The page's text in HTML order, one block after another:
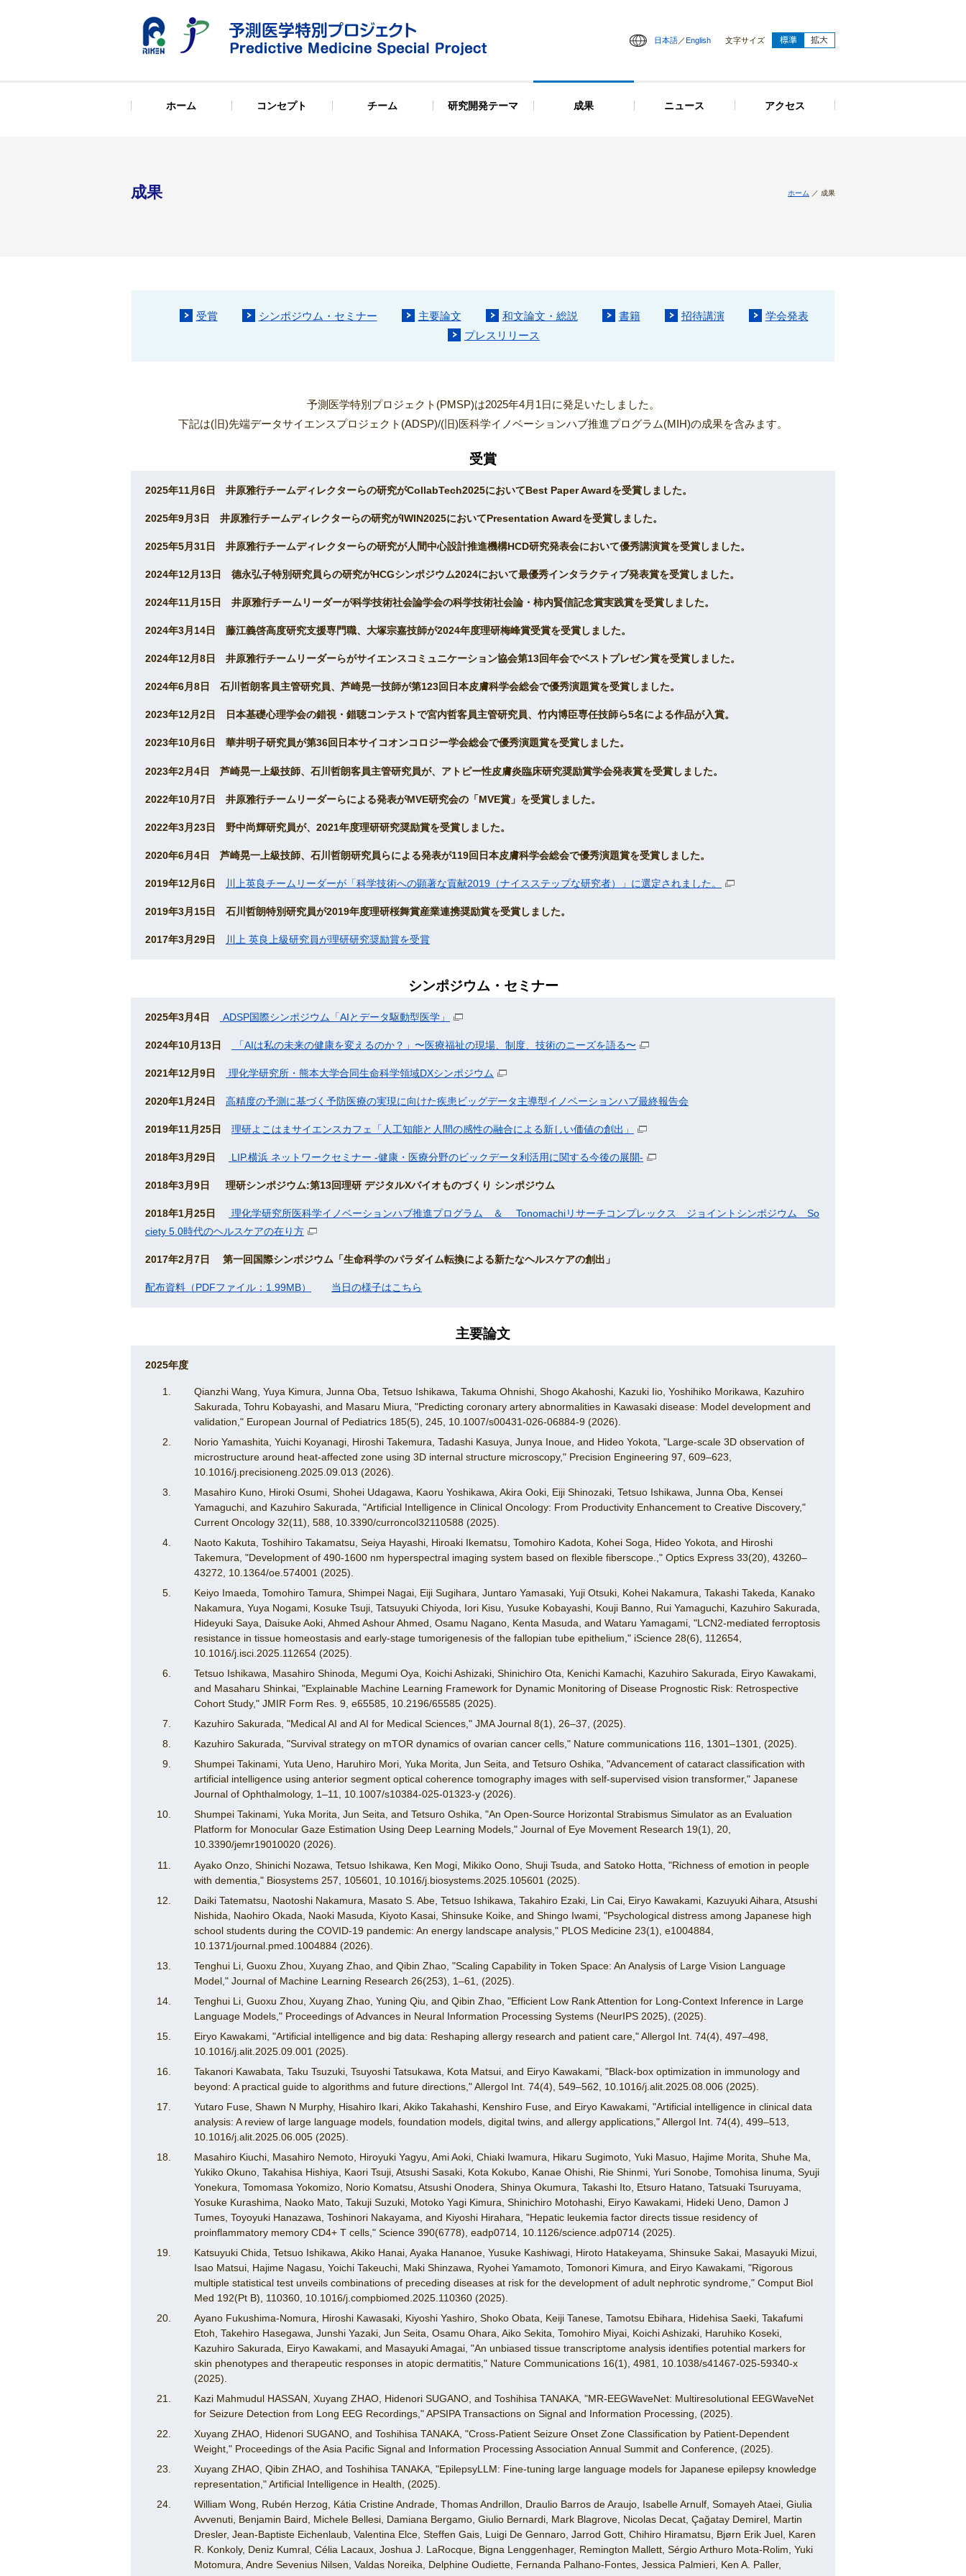
日本語 ／English 文字サイズ
ホーム コンセプト チーム 研究開発テーマ 成果 ニュース アクセス
成果 ホーム ／ 成果
受賞 シンポジウム・セミナー 主要論文 和文論文・総説 書籍 招待講演
学会発表
プレスリリース
予測医学特別プロジェクト(PMSP)は2025年4月1日に発足いたしました。
下記は(旧)先端データサイエンスプロジェクト(ADSP)/(旧)医科学イノベーションハブ推進プログラム(MIH)の成果を含みます。
受賞
2025年11月6日 井原雅行チームディレクターらの研究がCollabTech2025においてBest Paper Awardを受賞しました。
2025年9月3日 井原雅行チームディレクターらの研究がIWIN2025においてPresentation Awardを受賞しました。
2025年5月31日 井原雅行チームディレクターらの研究が人間中心設計推進機構HCD研究発表会において優秀講演賞を受賞しました。
2024年12月13日 德永弘子特別研究員らの研究がHCGシンポジウム2024において最優秀インタラクティブ発表賞を受賞しました。
2024年11月15日 井原雅行チームリーダーが科学技術社会論学会の科学技術社会論・柿内賢信記念賞実践賞を受賞しました。
2024年3月14日 藤江義啓高度研究支援専門職、大塚宗嘉技師が2024年度理研梅峰賞受賞を受賞しました。
2024年12月8日 井原雅行チームリーダーらがサイエンスコミュニケーション協会第13回年会でベストプレゼン賞を受賞しました。
2024年6月8日 石川哲朗客員主管研究員、芦崎晃一技師が第123回日本皮膚科学会総会で優秀演題賞を受賞しました。
2023年12月2日 日本基礎心理学会の錯視・錯聴コンテストで宮内哲客員主管研究員、竹内博臣専任技師ら5名による作品が入賞。
2023年10月6日 華井明子研究員が第36回日本サイコオンコロジー学会総会で優秀演題賞を受賞しました。
2023年2月4日 芦崎晃一上級技師、石川哲朗客員主管研究員が、アトピー性皮膚炎臨床研究奨励賞学会発表賞を受賞しました。
2022年10月7日 井原雅行チームリーダーらによる発表がMVE研究会の「MVE賞」を受賞しました。
2022年3月23日 野中尚輝研究員が、2021年度理研研究奨励賞を受賞しました。
2020年6月4日 芦崎晃一上級技師、石川哲朗研究員らによる発表が119回日本皮膚科学会総会で優秀演題賞を受賞しました。
2019年12月6日 川上英良チームリーダーが「科学技術への顕著な貢献2019（ナイスステップな研究者）」に選定されました。
2019年3月15日 石川哲朗特別研究員が2019年度理研桜舞賞産業連携奨励賞を受賞しました。
2017年3月29日 川上 英良上級研究員が理研研究奨励賞を受賞
シンポジウム・セミナー
2025年3月4日 ADSP国際シンポジウム「AIとデータ駆動型医学」
2024年10月13日 「AIは私の未来の健康を変えるのか？」〜医療福祉の現場、制度、技術のニーズを語る〜
2021年12月9日 理化学研究所・熊本大学合同生命科学領域DXシンポジウム
2020年1月24日 高精度の予測に基づく予防医療の実現に向けた疾患ビッグデータ主導型イノベーションハブ最終報告会
2019年11月25日 理研よこはまサイエンスカフェ「人工知能と人間の感性の融合による新しい価値の創出」
2018年3月29日 LIP.横浜 ネットワークセミナー -健康・医療分野のビックデータ利活用に関する今後の展開-
2018年3月9日 理研シンポジウム:第13回理研 デジタルXバイオものづくり シンポジウム
2018年1月25日
理化学研究所医科学イノベーションハブ推進プログラム ＆ Tonomachiリサーチコンプレックス ジョイントシンポジウム So
ciety 5.0時代のヘルスケアの在り方
2017年2月7日 第一回国際シンポジウム「生命科学のパラダイム転換による新たなヘルスケアの創出」
配布資料（PDFファイル：1.99MB） 当日の様子はこちら
主要論文
2025年度
Qianzhi Wang, Yuya Kimura, Junna Oba, Tetsuo Ishikawa, Takuma Ohnishi, Shogo Akahoshi, Kazuki Iio, Yoshihiko Morikawa, Kazuhiro
Sakurada, Tohru Kobayashi, and Masaru Miura, "Predicting coronary artery abnormalities in Kawasaki disease: Model development and
validation," European Journal of Pediatrics 185(5), 245, 10.1007/s00431-026-06884-9 (2026).
Norio Yamashita, Yuichi Koyanagi, Hiroshi Takemura, Tadashi Kasuya, Junya Inoue, and Hideo Yokota, "Large-scale 3D observation of
microstructure around heat-affected zone using 3D internal structure microscopy," Precision Engineering 97, 609–623,
10.1016/j.precisioneng.2025.09.013 (2026).
Masahiro Kuno, Hiroki Osumi, Shohei Udagawa, Kaoru Yoshikawa, Akira Ooki, Eiji Shinozaki, Tetsuo Ishikawa, Junna Oba, Kensei
Yamaguchi, and Kazuhiro Sakurada, "Artificial Intelligence in Clinical Oncology: From Productivity Enhancement to Creative Discovery,"
Current Oncology 32(11), 588, 10.3390/curroncol32110588 (2025).
Naoto Kakuta, Toshihiro Takamatsu, Seiya Hayashi, Hiroaki Ikematsu, Tomohiro Kadota, Kohei Soga, Hideo Yokota, and Hiroshi
Takemura, "Development of 490-1600 nm hyperspectral imaging system based on flexible fiberscope.," Optics Express 33(20), 43260–
43272, 10.1364/oe.574001 (2025).
Keiyo Imaeda, Tomohiro Tamura, Shimpei Nagai, Eiji Sugihara, Juntaro Yamasaki, Yuji Otsuki, Kohei Nakamura, Takashi Takeda, Kanako
Nakamura, Yuya Nogami, Kosuke Tsuji, Tatsuyuki Chiyoda, Iori Kisu, Yusuke Kobayashi, Kouji Banno, Rui Yamaguchi, Kazuhiro Sakurada,
Hideyuki Saya, Daisuke Aoki, Ahmed Ashour Ahmed, Osamu Nagano, Kenta Masuda, and Wataru Yamagami, "LCN2-mediated ferroptosis
resistance in tissue homeostasis and early-stage tumorigenesis of the fallopian tube epithelium," iScience 28(6), 112654,
10.1016/j.isci.2025.112654 (2025).
Tetsuo Ishikawa, Masahiro Shinoda, Megumi Oya, Koichi Ashizaki, Shinichiro Ota, Kenichi Kamachi, Kazuhiro Sakurada, Eiryo Kawakami,
and Masaharu Shinkai, "Explainable Machine Learning Framework for Dynamic Monitoring of Disease Prognostic Risk: Retrospective
Cohort Study," JMIR Form Res. 9, e65585, 10.2196/65585 (2025).
Kazuhiro Sakurada, "Medical AI and AI for Medical Sciences," JMA Journal 8(1), 26–37, (2025).
Kazuhiro Sakurada, "Survival strategy on mTOR dynamics of ovarian cancer cells," Nature communications 116, 1301–1301, (2025).
Shumpei Takinami, Yuta Ueno, Haruhiro Mori, Yuka Morita, Jun Seita, and Tetsuro Oshika, "Advancement of cataract classification with
artificial intelligence using anterior segment optical coherence tomography images with self-supervised vision transformer," Japanese
Journal of Ophthalmology, 1–11, 10.1007/s10384-025-01323-y (2026).
Shumpei Takinami, Yuka Morita, Jun Seita, and Tetsuro Oshika, "An Open-Source Horizontal Strabismus Simulator as an Evaluation
Platform for Monocular Gaze Estimation Using Deep Learning Models," Journal of Eye Movement Research 19(1), 20,
10.3390/jemr19010020 (2026).
Ayako Onzo, Shinichi Nozawa, Tetsuo Ishikawa, Ken Mogi, Mikiko Oono, Shuji Tsuda, and Satoko Hotta, "Richness of emotion in people
with dementia," Biosystems 257, 105601, 10.1016/j.biosystems.2025.105601 (2025).
Daiki Tatematsu, Naotoshi Nakamura, Masato S. Abe, Tetsuo Ishikawa, Takahiro Ezaki, Lin Cai, Eiryo Kawakami, Kazuyuki Aihara, Atsushi
Nishida, Naohiro Okada, Naoki Masuda, Kiyoto Kasai, Shinsuke Koike, and Shingo Iwami, "Psychological distress among Japanese high
school students during the COVID-19 pandemic: An energy landscape analysis," PLOS Medicine 23(1), e1004884,
10.1371/journal.pmed.1004884 (2026).
Tenghui Li, Guoxu Zhou, Xuyang Zhao, and Qibin Zhao, "Scaling Capability in Token Space: An Analysis of Large Vision Language
Model," Journal of Machine Learning Research 26(253), 1–61, (2025).
Tenghui Li, Guoxu Zhou, Xuyang Zhao, Yuning Qiu, and Qibin Zhao, "Efficient Low Rank Attention for Long-Context Inference in Large
Language Models," Proceedings of Advances in Neural Information Processing Systems (NeurIPS 2025), (2025).
Eiryo Kawakami, "Artificial intelligence and big data: Reshaping allergy research and patient care," Allergol Int. 74(4), 497–498,
10.1016/j.alit.2025.09.001 (2025).
Takanori Kawabata, Taku Tsuzuki, Tsuyoshi Tatsukawa, Kota Matsui, and Eiryo Kawakami, "Black-box optimization in immunology and
beyond: A practical guide to algorithms and future directions," Allergol Int. 74(4), 549–562, 10.1016/j.alit.2025.08.006 (2025).
Yutaro Fuse, Shawn N Murphy, Hisahiro Ikari, Akiko Takahashi, Kenshiro Fuse, and Eiryo Kawakami, "Artificial intelligence in clinical data
analysis: A review of large language models, foundation models, digital twins, and allergy applications," Allergol Int. 74(4), 499–513,
10.1016/j.alit.2025.06.005 (2025).
Masahiro Kiuchi, Masahiro Nemoto, Hiroyuki Yagyu, Ami Aoki, Chiaki Iwamura, Hikaru Sugimoto, Yuki Masuo, Hajime Morita, Shuhe Ma,
Yukiko Okuno, Takahisa Hishiya, Kaori Tsuji, Atsushi Sasaki, Kota Kokubo, Kanae Ohishi, Rie Shinmi, Yuri Sonobe, Tomohisa Iinuma, Syuji
Yonekura, Tomomasa Yokomizo, Norio Komatsu, Atsushi Onodera, Shinya Okumura, Takashi Ito, Etsuro Hatano, Tatsuaki Tsuruyama,
Yosuke Kurashima, Naoko Mato, Takuji Suzuki, Motoko Yagi Kimura, Shinichiro Motohashi, Eiryo Kawakami, Hideki Ueno, Damon J
Tumes, Toyoyuki Hanazawa, Toshinori Nakayama, and Kiyoshi Hirahara, "Hepatic leukemia factor directs tissue residency of
proinflammatory memory CD4+ T cells," Science 390(6778), eadp0714, 10.1126/science.adp0714 (2025).
Katsuyuki Chida, Tetsuo Ishikawa, Akiko Hanai, Ayaka Hananoe, Yusuke Kashiwagi, Hiroto Hatakeyama, Shinsuke Sakai, Masayuki Mizui,
Isao Matsui, Hajime Nagasu, Yoichi Takeuchi, Maki Shinzawa, Ryohei Yamamoto, Tomonori Kimura, and Eiryo Kawakami, "Rigorous
multiple statistical test unveils combinations of preceding diseases at risk for the development of adult nephrotic syndrome," Comput Biol
Med 192(Pt B), 110360, 10.1016/j.compbiomed.2025.110360 (2025).
Ayano Fukushima-Nomura, Hiroshi Kawasaki, Kiyoshi Yashiro, Shoko Obata, Keiji Tanese, Tamotsu Ebihara, Hidehisa Saeki, Takafumi
Etoh, Takehiro Hasegawa, Junshi Yazaki, Jun Seita, Osamu Ohara, Aiko Sekita, Tomohiro Miyai, Koichi Ashizaki, Haruhiko Koseki,
Kazuhiro Sakurada, Eiryo Kawakami, and Masayuki Amagai, "An unbiased tissue transcriptome analysis identifies potential markers for
skin phenotypes and therapeutic responses in atopic dermatitis," Nature Communications 16(1), 4981, 10.1038/s41467-025-59340-x
(2025).
Kazi Mahmudul HASSAN, Xuyang ZHAO, Hidenori SUGANO, and Toshihisa TANAKA, "MR-EEGWaveNet: Multiresolutional EEGWaveNet
for Seizure Detection from Long EEG Recordings," APSIPA Transactions on Signal and Information Processing, (2025).
Xuyang ZHAO, Hidenori SUGANO, and Toshihisa TANAKA, "Cross-Patient Seizure Onset Zone Classification by Patient-Dependent
Weight," Proceedings of the Asia Pacific Signal and Information Processing Association Annual Summit and Conference, (2025).
Xuyang ZHAO, Qibin ZHAO, and Toshihisa TANAKA, "EpilepsyLLM: Fine-tuning large language models for Japanese epilepsy knowledge
representation," Artificial Intelligence in Health, (2025).
William Wong, Rubén Herzog, Kátia Cristine Andrade, Thomas Andrillon, Draulio Barros de Araujo, Isabelle Arnulf, Somayeh Ataei, Giulia
Avvenuti, Benjamin Baird, Michele Bellesi, Damiana Bergamo, Giulio Bernardi, Mark Blagrove, Nicolas Decat, Çağatay Demirel, Martin
Dresler, Jean-Baptiste Eichenlaub, Valentina Elce, Steffen Gais, Luigi De Gennaro, Jarrod Gott, Chihiro Hiramatsu, Bjørn Erik Juel, Karen
R. Konkoly, Deniz Kumral, Célia Lacaux, Joshua J. LaRocque, Bigna Lenggenhager, Remington Mallett, Sérgio Arthuro Mota-Rolim, Yuki
Motomura, Andre Sevenius Nilsen, Valdas Noreika, Delphine Oudiette, Fernanda Palhano-Fontes, Jessica Palmieri, Ken A. Paller,